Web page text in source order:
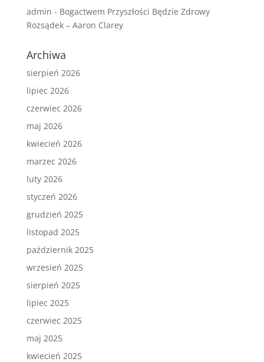
admin - Bogactwem Przyszłości Będzie Zdrowy
Rozsądek – Aaron Clarey
Archiwa
sierpień 2026
lipiec 2026
czerwiec 2026
maj 2026
kwiecień 2026
marzec 2026
luty 2026
styczeń 2026
grudzień 2025
listopad 2025
październik 2025
wrzesień 2025
sierpień 2025
lipiec 2025
czerwiec 2025
maj 2025
kwiecień 2025